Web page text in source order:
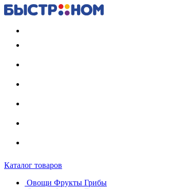
Каталог товаров
Овощи Фрукты Грибы